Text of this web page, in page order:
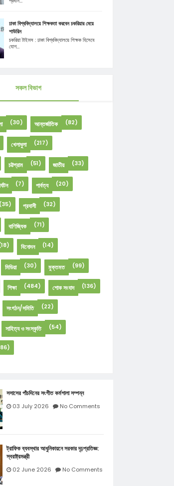
ঢাকা বিশ্ববিদ্যালয়ে শিক্ষকতা করবেন চকরিয়ার মেয়ে
শাউরিন
চকরিয়া টাইমস : ঢাকা বিশ্ববিদ্যালয়ে শিক্ষক হিসেবে
যোগ...
সকল বিভাগ
(30) আন্তর্জাতিক (82)
খেলাধুলা (217)
চট্টগ্রাম (51) জাতীয় (33)
(7) পার্বত্য (20)
(35) প্রবাসী (32)
বাণিজ্যিক (71)
বিনোদন (14)
মিডিয়া (30) মুক্তমত (99)
শিক্ষা (484) শোক সংবাদ (136)
সংগঠন/সমিতি (22)
সাহিত্য ও সংস্কৃতি (54)
সসাসের পাঁচদিনের সংগীত কর্মশালা সম্পন্ন
03 July 2026 No Comments
ট্রাফিক ব্যবস্থার আধুনিকায়নে সরকার দৃঢ়প্রতিজ্ঞ:
স্বরাষ্ট্রমন্ত্রী
02 June 2026 No Comments